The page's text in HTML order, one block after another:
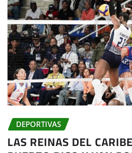
DEPORTIVAS
LAS REINAS DEL